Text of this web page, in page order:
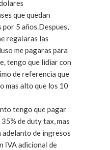
que quedan
por 5 años.Despues,
regalaras las
me pagaras para
tengo que lidiar con
de referencia que
mas alto que los 10
tengo que pagar
de duty tax, mas
adelanto de ingresos
IVA adicional de